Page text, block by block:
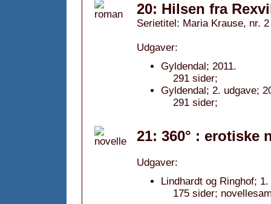
20: Hilsen fra
Serietitel: Maria Krause, nr. 2
Udgaver:
Gyldendal; 2011.
291 sider;
Gyldendal; 2. udgave;
291 sider;
21: 360° : erotiske
Udgaver:
Lindhardt og Ringhof;
175 sider;